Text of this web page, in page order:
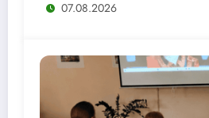
07.08.2026